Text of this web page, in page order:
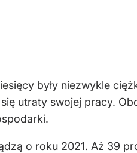
były niezwykle
utraty swojej pracy.
o roku 2021. Aż 39